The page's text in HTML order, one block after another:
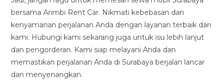
bersama Arimbi Rent Car. Nikmati kebebasan dan
kenyamanan perjalanan Anda dengan layanan terbaik dari
kami. Hubungi kami sekarang juga untuk isu lebih lanjut
dan pengorderan. Kami siap melayani Anda dan
memastikan perjalanan Anda di Surabaya berjalan lancar
dan menyenangkan.